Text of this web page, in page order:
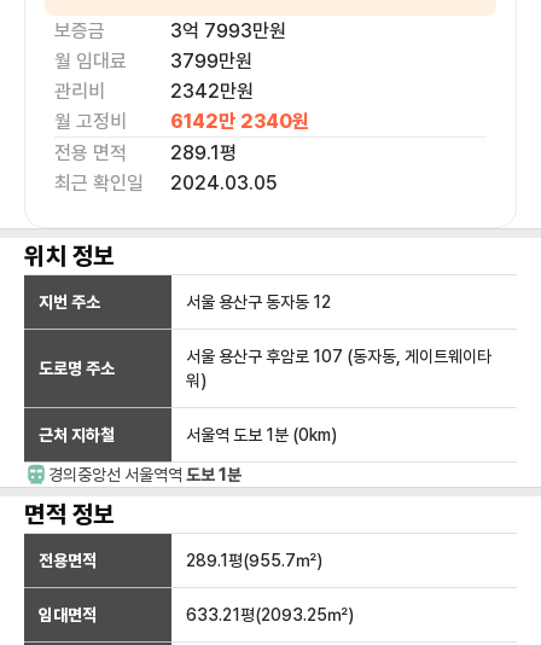
보증금 3억 7993만원
월 임대료
3799만원
관리비
2342만원
월 고정비
6142만 2340원
전용 면적
289.1평
최근 확인일
2024.03.05
위치 정보
지번 주소 서울 용산구 동자동 12
도로명 주소
서울 용산구 후암로 107 (동자동, 게이트웨이타
워)
근처 지하철 서울역 도보 1분 (0km)
경의중앙선 서울역역 도보 1분
면적 정보
전용면적 289.1평(955.7㎡)
임대면적 633.21평(2093.25㎡)